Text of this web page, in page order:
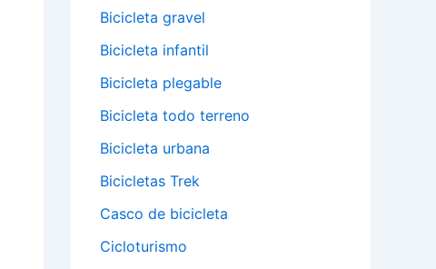
Bicicleta gravel
Bicicleta infantil
Bicicleta plegable
Bicicleta todo terreno
Bicicleta urbana
Bicicletas Trek
Casco de bicicleta
Cicloturismo